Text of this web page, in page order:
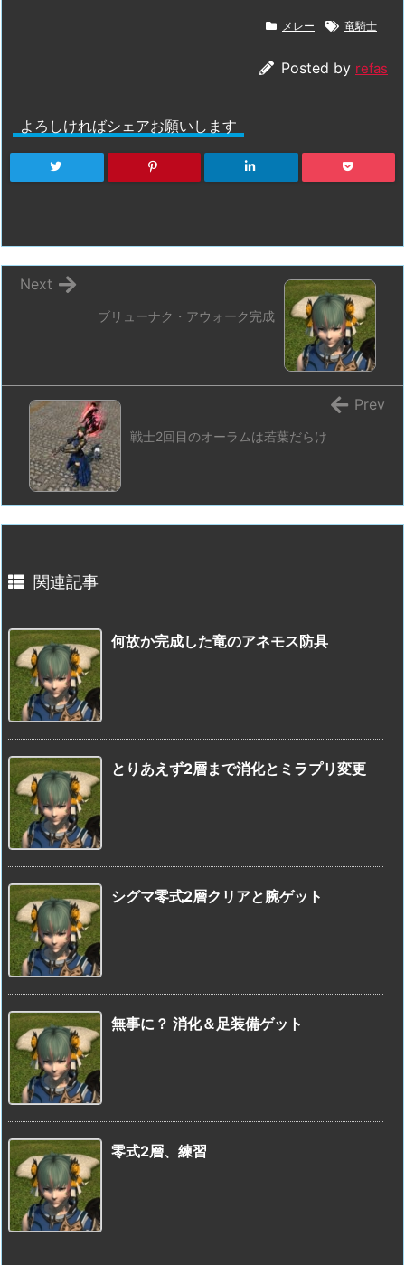
メレー 竜騎士
Posted by refas
よろしければシェアお願いします
ブリューナク・アウォーク完成
Next
戦士2回目のオーラムは若葉だらけ
Prev
関連記事
何故か完成した竜のアネモス防具
とりあえず2層まで消化とミラプリ変更
シグマ零式2層クリアと腕ゲット
無事に？ 消化＆足装備ゲット
零式2層、練習